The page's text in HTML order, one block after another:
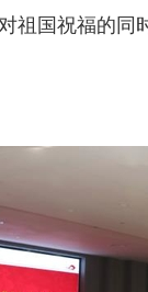
祖国祝福的